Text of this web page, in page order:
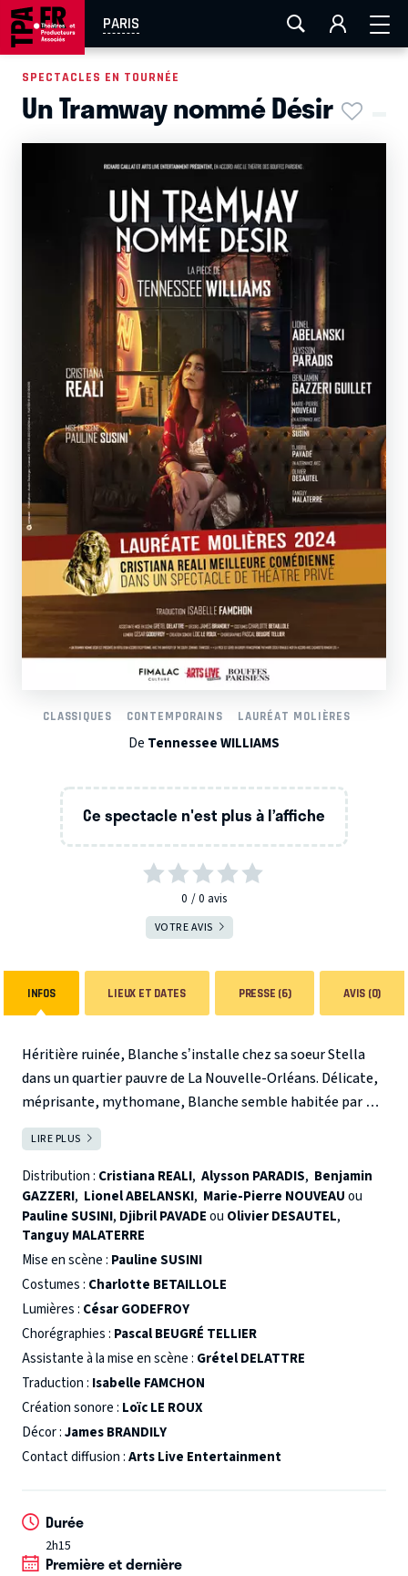
PARIS
AIX-MARSEILLE LA ROCHELLE
EN TOURNÉE
SPECTACLES EN TOURNÉE
Un Tramway nommé Désir
CLASSIQUES CONTEMPORAINS LAURÉAT MOLIÈRES
De Tennessee WILLIAMS
Ce spectacle n'est plus à l’affiche
0 0 avis
VOTRE AVIS
INFOS LIEUX ET DATES PRESSE (6) AVIS (0)
Héritière ruinée, Blanche s’installe chez sa soeur Stella
dans un quartier pauvre de La Nouvelle-Orléans. Délicate,
méprisante, mythomane, Blanche semble habitée par des
rêves étranges. Stella est mariée à Stanley Kowalski, un
ouvrier, viril et brutal qui n’apprécie pas l’arrivée de cette
étrangère dans sa vie. Entre thriller psychologique et
comédie dramatique, ce huis-clos nous entraîne dans la
vertigineuse folie de Blanche, poursuivie par ses démons
et incapable de répondre à la violence de la société qui
l’entoure. Le chef d’œuvre de Tennessee Williams en
tournée !
LIRE PLUS
Distribution : Cristiana REALI, Alysson PARADIS, Benjamin
GAZZERI, Lionel ABELANSKI, Marie-Pierre NOUVEAUou
Pauline SUSINI, Djibril PAVADEou Olivier DESAUTEL,
Tanguy MALATERRE
Mise en scène : Pauline SUSINI
Costumes : Charlotte BETAILLOLE
Lumières : César GODEFROY
Chorégraphies : Pascal BEUGRÉ TELLIER
Assistante à la mise en scène : Grétel DELATTRE
Traduction : Isabelle FAMCHON
Création sonore : Loïc LE ROUX
Décor :James BRANDILY
Contact diffusion :Arts Live Entertainment
Durée
2h15
Première et dernière